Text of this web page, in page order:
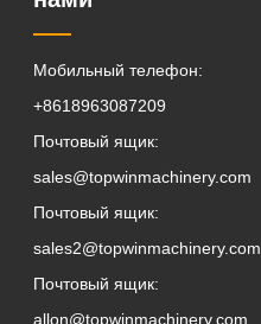
Мобильный телефон:
+8618963087209
Почтовый ящик:
sales@topwinmachinery.com
Почтовый ящик:
sales2@topwinmachinery.com
Почтовый ящик:
allon@topwinmachinery.com